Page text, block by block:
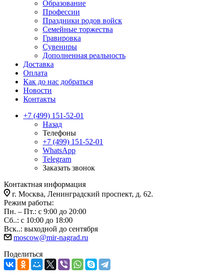
Образование
Профессии
Праздники родов войск
Семейные торжества
Гравировка
Сувениры
Дополненная реальность
Доставка
Оплата
Как до нас добраться
Новости
Контакты
+7 (499) 151-52-01
Назад
Телефоны
+7 (499) 151-52-01
WhatsApp
Telegram
Заказать звонок
Контактная информация
г. Москва, Ленинградский проспект, д. 62.
Режим работы:
Пн. – Пт.: с 9:00 до 20:00
Сб..: с 10:00 до 18:00
Вск..: выходной до сентября
moscow@mir-nagrad.ru
Поделиться